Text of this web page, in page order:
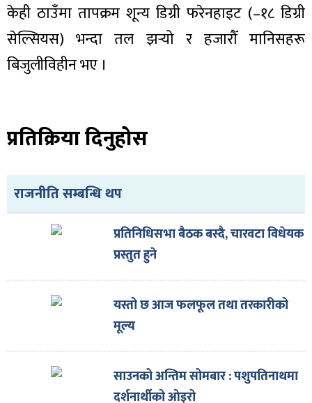
केही ठाउँमा तापक्रम शून्य डिग्री फरेनहाइट (–१८ डिग्री
सेल्सियस) भन्दा तल झर्‍यो र हजारौँ मानिसहरू
बिजुलीविहीन भए ।
प्रतिक्रिया दिनुहोस
राजनीति सम्बन्धि थप
प्रतिनिधिसभा बैठक बस्दै, चारवटा विधेयक
प्रस्तुत हुने
यस्तो छ आज फलफूल तथा तरकारीको
मूल्य
साउनको अन्तिम सोमबार : पशुपतिनाथमा
दर्शनार्थीको ओइरो